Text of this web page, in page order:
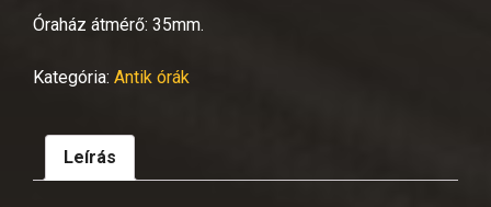
Óraház átmérő: 35mm.
Kategória: Antik órák
Leírás